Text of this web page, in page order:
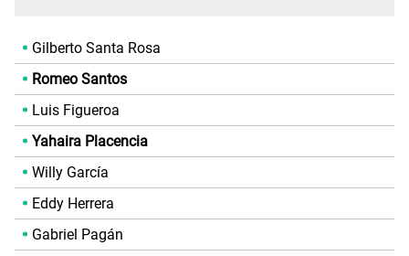
Gilberto Santa Rosa
Romeo Santos
Luis Figueroa
Yahaira Placencia
Willy García
Eddy Herrera
Gabriel Pagán